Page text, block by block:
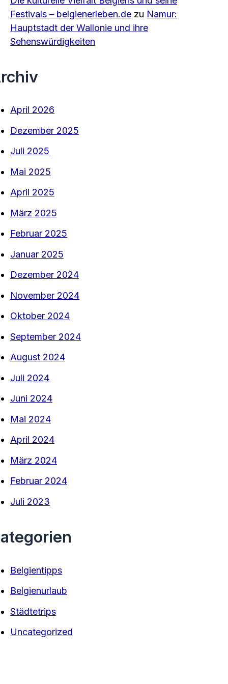
Festivals – belgienerleben.de zu Namur:
Hauptstadt der Wallonie und ihre
Sehenswürdigkeiten
April 2026
Dezember 2025
Juli 2025
Mai 2025
April 2025
März 2025
Februar 2025
Januar 2025
Dezember 2024
November 2024
Oktober 2024
September 2024
August 2024
Juli 2024
Juni 2024
Mai 2024
April 2024
März 2024
Februar 2024
Juli 2023
Belgientipps
Belgienurlaub
Städtetrips
Uncategorized